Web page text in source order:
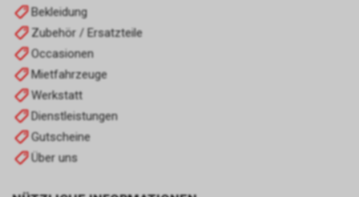
Bekleidung
Zubehör / Ersatzteile
Occasionen
Mietfahrzeuge
Werkstatt
Dienstleistungen
Gutscheine
Über uns